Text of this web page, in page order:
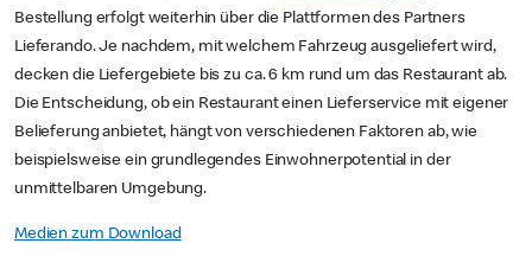
Bestellung erfolgt weiterhin über die Plattformen des Partners
Lieferando. Je nachdem, mit welchem Fahrzeug ausgeliefert wird,
decken die Liefergebiete bis zu ca. 6 km rund um das Restaurant ab.
Die Entscheidung, ob ein Restaurant einen Lieferservice mit eigener
Belieferung anbietet, hängt von verschiedenen Faktoren ab, wie
beispielsweise ein grundlegendes Einwohnerpotential in der
unmittelbaren Umgebung.
Medien zum Download